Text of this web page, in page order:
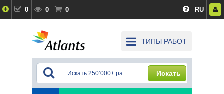
0 0 0 RU
ТИПЫ РАБОТ
Искать